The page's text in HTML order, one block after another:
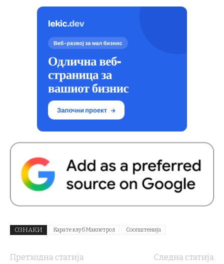
ОЗНАКИ Карате клуб Макпетрол Соопштенија
Претходна статија
Следна статија